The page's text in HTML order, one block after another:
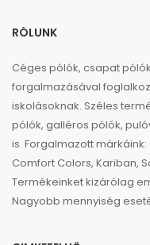
RÓLUNK
Céges pólók, csapat
forgalmazásával
iskolásoknak. Széles
pólók, galléros pólók,
is. Forgalmazott
Comfort Colors, Kariban,
Termékeinket kizárólag
Nagyobb mennyiség